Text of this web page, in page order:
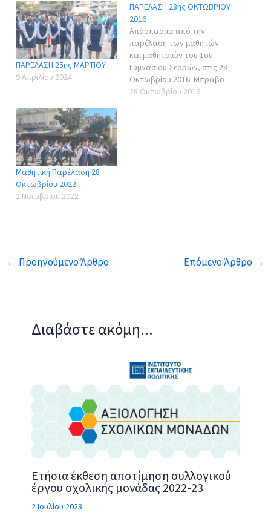
ΠΑΡΕΛΑΣΗ 25ης ΜΑΡΤΙΟΥ
9 Απριλίου 2024
ΠΑΡΕΛΑΣΗ 28ης ΟΚΤΩΒΡΙΟΥ
2016
Απόσπασμα από την
παρέλαση των μαθητών
και μαθητριών του 1ου
Γυμνασίου Σερρών, στις 28
Οκτωβρίου 2016. Μπράβο
στους μαθητές μας για την
28 Οκτωβρίου 2016
Μαθητική Παρέλαση 28
Οκτωβρίου 2022
2 Νοεμβρίου 2022
← Προηγούμενο Άρθρο Επόμενο Άρθρο →
Διαβάστε ακόμη...
Ετήσια έκθεση αποτίμηση συλλογικού
έργου σχολικής μονάδας 2022-23
2 Ιουλίου 2023